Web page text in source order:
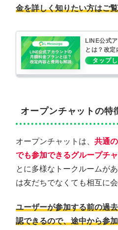
金を詳しく知りたい方はご
LINE公式
とは？改定
オープンチャットの特
オープンチャットは、 共通
でも参加できるグループチャ
とに多様なトークルームが
は友だちでなくても相互に会
ユーザーが参加する前の過
認できるので、途中から参